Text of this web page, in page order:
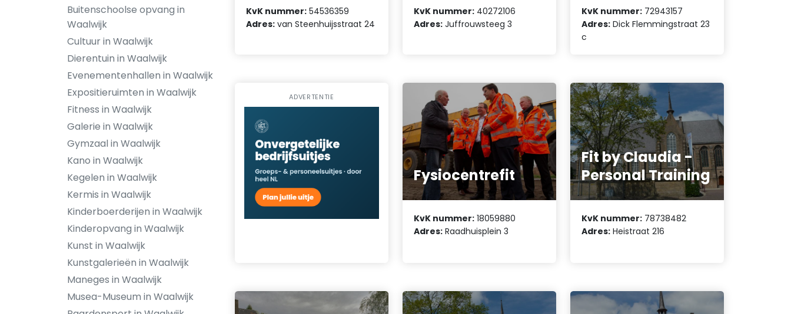
Buitenschoolse opvang in
Waalwijk
Cultuur in Waalwijk
Dierentuin in Waalwijk
Evenementenhallen in Waalwijk
Expositieruimten in Waalwijk
Fitness in Waalwijk
Galerie in Waalwijk
Gymzaal in Waalwijk
Kano in Waalwijk
Kegelen in Waalwijk
Kermis in Waalwijk
Kinderboerderijen in Waalwijk
Kinderopvang in Waalwijk
Kunst in Waalwijk
Kunstgalerieën in Waalwijk
Maneges in Waalwijk
Musea-Museum in Waalwijk
KvK nummer: 54536359
Adres: van Steenhuijsstraat 24
KvK nummer: 40272106
Adres: Juffrouwsteeg 3
KvK nummer: 72943157
Adres: Dick Flemmingstraat 23
c
ADVERTENTIE
Fysiocentrefit
KvK nummer: 18059880
Adres: Raadhuisplein 3
Fit by Claudia -
Personal Training
KvK nummer: 78738482
Adres: Heistraat 216